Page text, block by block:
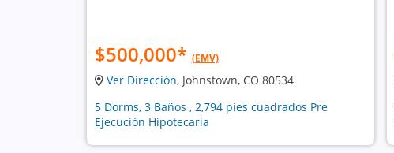
$500,000* (EMV)
Ver Dirección, Johnstown, CO 80534
5 Dorms, 3 Baños , 2,794 pies cuadrados Pre
Ejecución Hipotecaria